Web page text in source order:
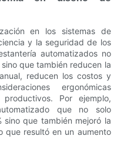
en los sistemas de
y la seguridad de los
automatizados no
que también reducen la
reducen los costos y
ergonómicas
Por ejemplo,
que no solo
sino que también mejoró la
que resultó en un aumento